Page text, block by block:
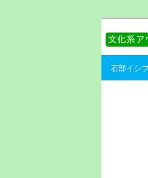
Main menu
Skip to
Skip to
石部イシ